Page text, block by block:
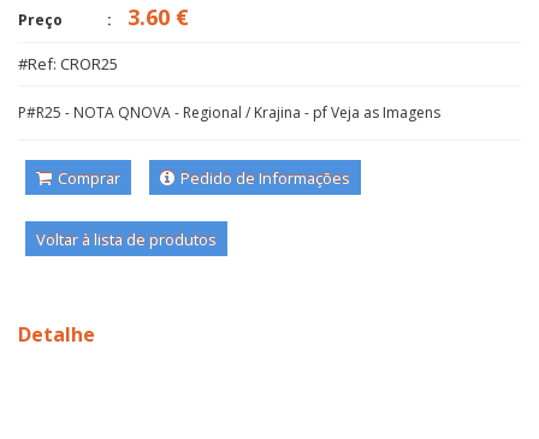
Preço 3.60 €
#Ref: CROR25
P#R25 - NOTA QNOVA - Regional / Krajina - pf Veja as Imagens
Comprar Pedido de Informações
Voltar à lista de produtos
Detalhe